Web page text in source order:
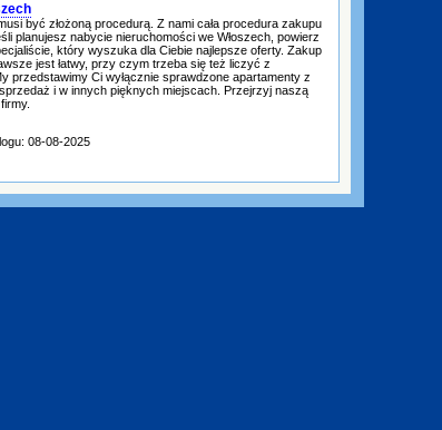
być złożoną procedurą. Z nami cała procedura zakupu
planujesz nabycie nieruchomości we Włoszech, powierz
który wyszuka dla Ciebie najlepsze oferty. Zakup
jest łatwy, przy czym trzeba się też liczyć z
przedstawimy Ci wyłącznie sprawdzone apartamenty z
i w innych pięknych miejscach. Przejrzyj naszą
08-08-2025